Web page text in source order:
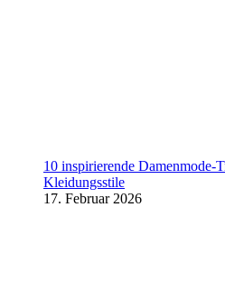
10 inspirierende Damenmode-
Kleidungsstile
17. Februar 2026